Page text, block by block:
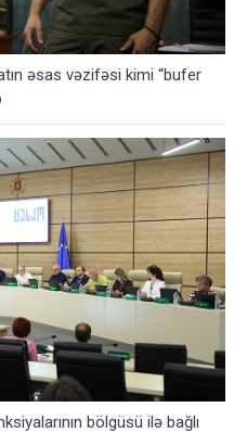
əsas vəzifəsi kimi “bufer
bölgüsü ilə bağlı